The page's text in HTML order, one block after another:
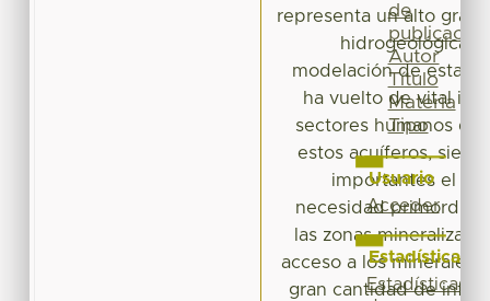
representa un alto
hidrogeológica.
modelación de esta
ha vuelto de vital
sectores humanos
estos acuíferos,
importantes el
necesidad primordial
las zonas
acceso a los minerales
gran cantidad de
de
publicación
Autor
Título
Materia
Tipo
Usuario
Acceder
Estadísticas
Estadísticas